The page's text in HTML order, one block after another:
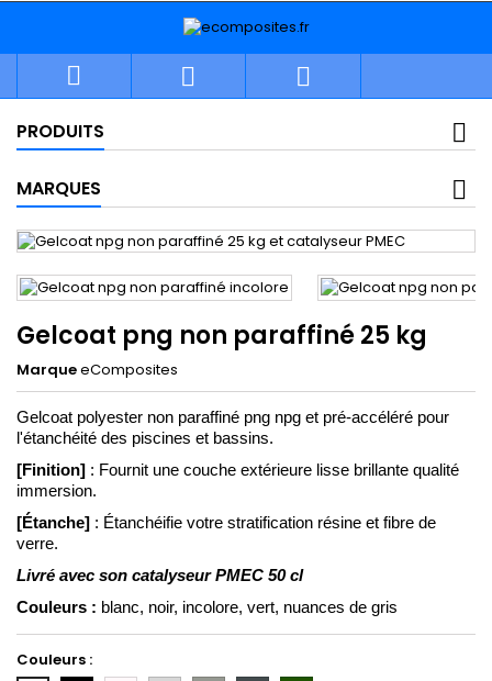
  
PRODUITS
MARQUES
Gelcoat png non paraffiné 25 kg
MarqueeComposites
Gelcoat polyester non paraffiné png npg et pré-accéléré pour
l'étanchéité des piscines et bassins.
[Finition] : Fournit une couche extérieure lisse brillante qualité
immersion.
[Étanche] : Étanchéifie votre stratification résine et fibre de
verre.
Livré avec son catalyseur PMEC 50 cl
Couleurs : blanc, noir, incolore, vert, nuances de gris
Couleurs :